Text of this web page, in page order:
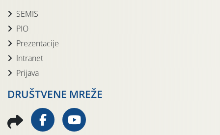
SEMIS
PIO
Prezentacije
Intranet
Prijava
DRUŠTVENE MREŽE